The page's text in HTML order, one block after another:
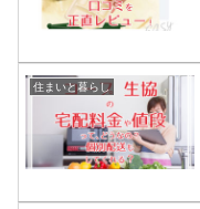
住まいと暮らし